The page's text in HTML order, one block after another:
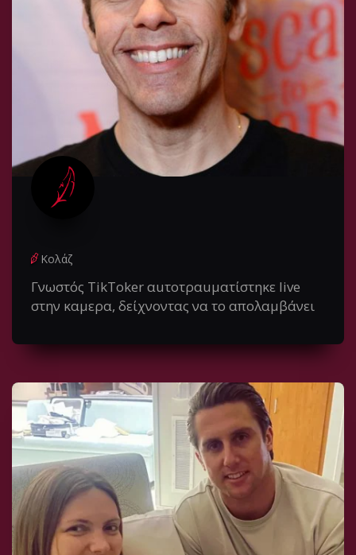
Κολάζ
Γνωστός TikToker αuτοτραuματίστηκε live
στην καμερα, δείχνοντας να το απολαμβάνει